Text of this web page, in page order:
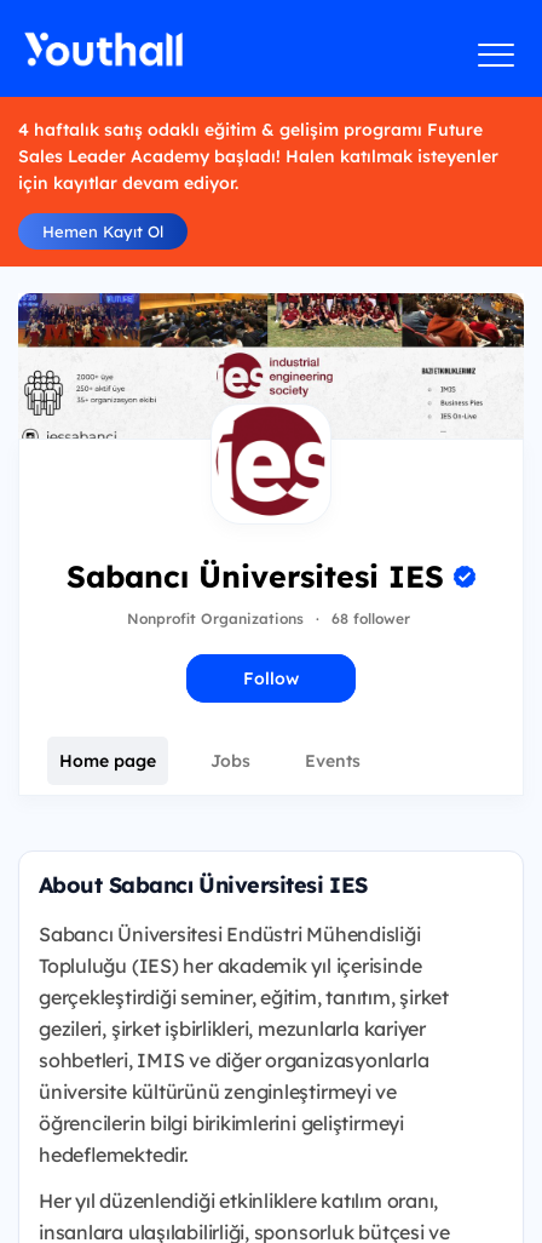
4 haftalık satış odaklı eğitim & gelişim programı Future
Sales Leader Academy başladı! Halen katılmak isteyenler
için kayıtlar devam ediyor.
Hemen Kayıt Ol
Sabancı Üniversitesi IES
Nonprofit Organizations · 68 follower
Follow
Home page Jobs Events
About Sabancı Üniversitesi IES
Sabancı Üniversitesi Endüstri Mühendisliği
Topluluğu (IES) her akademik yıl içerisinde
gerçekleştirdiği seminer, eğitim, tanıtım, şirket
gezileri, şirket işbirlikleri, mezunlarla kariyer
sohbetleri, IMIS ve diğer organizasyonlarla
üniversite kültürünü zenginleştirmeyi ve
öğrencilerin bilgi birikimlerini geliştirmeyi
hedeflemektedir.
Her yıl düzenlendiği etkinliklere katılım oranı,
insanlara ulaşılabilirliği, sponsorluk bütçesi ve